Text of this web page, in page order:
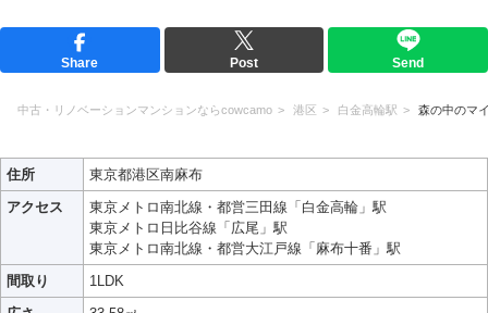
Share Post Send
中古・リノベーションマンションならcowcamo 港区 白金高輪駅 森の中のマ
住所
東京都港区南麻布
アクセス
東京メトロ南北線・都営三田線「白金高輪」駅
東京メトロ日比谷線「広尾」駅
東京メトロ南北線・都営大江戸線「麻布十番」駅
間取り
1LDK